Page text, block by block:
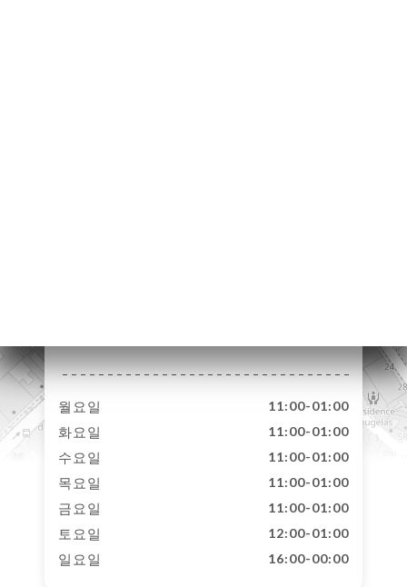
월요일 11:00-01:00
화요일 11:00-01:00
수요일 11:00-01:00
목요일 11:00-01:00
금요일 11:00-01:00
토요일 12:00-01:00
일요일 16:00-00:00